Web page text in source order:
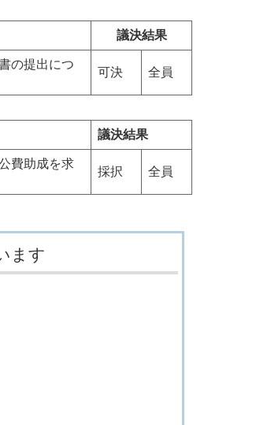
議決結果
の提出につ
可決 全員
議決結果
費助成を求
採択 全員
ます